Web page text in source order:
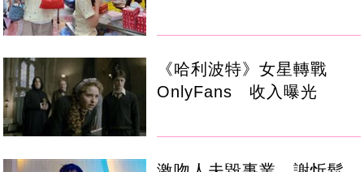
《哈利波特》女星轉戰
OnlyFans 收入曝光